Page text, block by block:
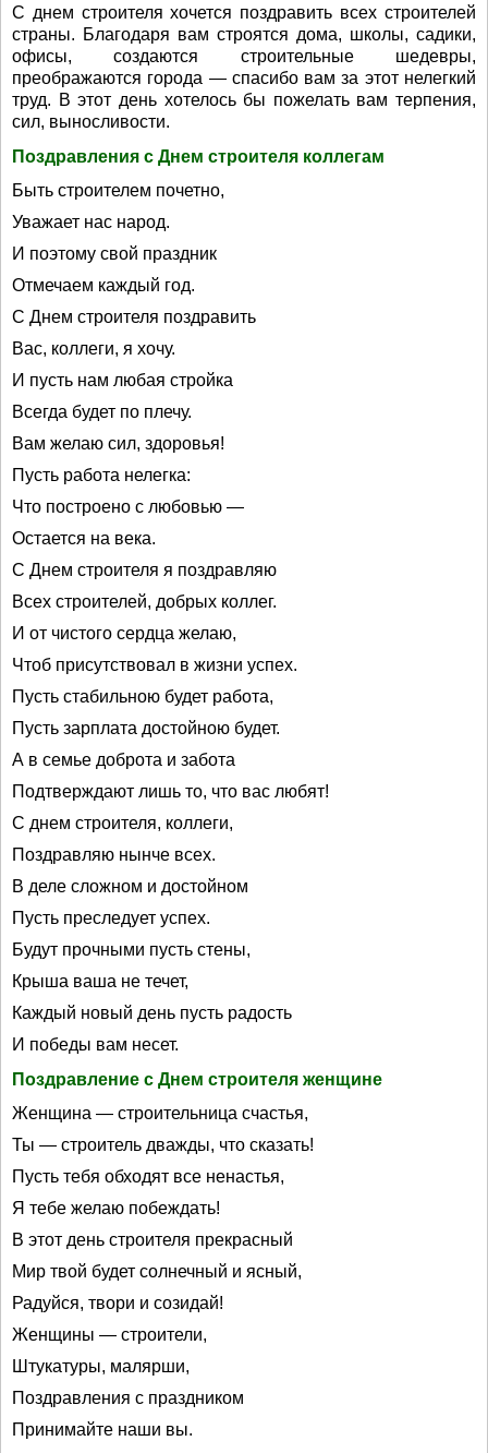
С днем строителя хочется поздравить всех строителей
страны. Благодаря вам строятся дома, школы, садики,
офисы, создаются строительные шедевры,
преображаются города — спасибо вам за этот нелегкий
труд. В этот день хотелось бы пожелать вам терпения,
сил, выносливости.
Поздравления с Днем строителя коллегам
Быть строителем почетно,
Уважает нас народ.
И поэтому свой праздник
Отмечаем каждый год.
С Днем строителя поздравить
Вас, коллеги, я хочу.
И пусть нам любая стройка
Всегда будет по плечу.
Вам желаю сил, здоровья!
Пусть работа нелегка:
Что построено с любовью —
Остается на века.
С Днем строителя я поздравляю
Всех строителей, добрых коллег.
И от чистого сердца желаю,
Чтоб присутствовал в жизни успех.
Пусть стабильною будет работа,
Пусть зарплата достойною будет.
А в семье доброта и забота
Подтверждают лишь то, что вас любят!
С днем строителя, коллеги,
Поздравляю нынче всех.
В деле сложном и достойном
Пусть преследует успех.
Будут прочными пусть стены,
Крыша ваша не течет,
Каждый новый день пусть радость
И победы вам несет.
Поздравление с Днем строителя женщине
Женщина — строительница счастья,
Ты — строитель дважды, что сказать!
Пусть тебя обходят все ненастья,
Я тебе желаю побеждать!
В этот день строителя прекрасный
Мир твой будет солнечный и ясный,
Радуйся, твори и созидай!
Женщины — строители,
Штукатуры, малярши,
Поздравления с праздником
Принимайте наши вы.